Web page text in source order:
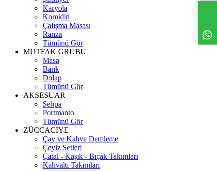
Karyola
Komidin
Çalışma Masası
Ranza
Tümünü Gör
MUTFAK GRUBU
Masa
Bank
Dolap
Tümünü Gör
AKSESUAR
Sehpa
Portmanto
Tümünü Gör
ZÜCCACİYE
Çay ve Kahve Demleme
Çeyiz Setleri
Çatal - Kaşık - Bıçak Takımları
Kahvaltı Takımları